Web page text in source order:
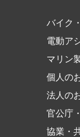
バイク
電動ア
マリン
個人の
法人の
官公庁
協業・